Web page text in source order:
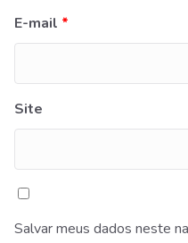
E-mail *
Site
Salvar meus dados neste